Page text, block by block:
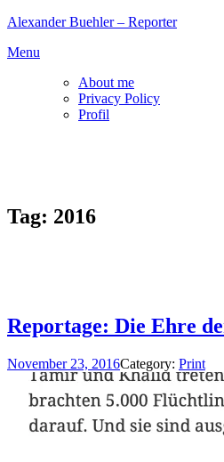
Skip
content
Alexander Buehler – Reporter
Menu
About me
Privacy Policy
Profil
Tag: 2016
Reportage: Die Ehre
November 23, 2016Category: Print